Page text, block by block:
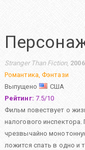
Stranger Than Fiction, 2006
Романтика,Фэнтази
Выпущено
США
Рейтинг: 7.5/10
Фильм повествует о
налогового инспектора.
чрезвычайно
ложится спать в одно и